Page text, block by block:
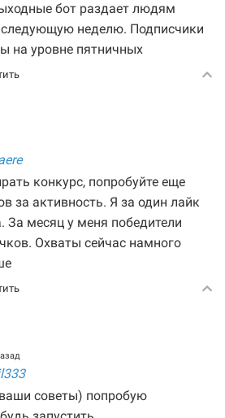
бот раздает людям
следующую неделю. Подписчики
на уровне пятничных
конкурс, попробуйте еще
за активность. Я за один лайк
За месяц у меня победители
Охваты сейчас намного
советы) попробую